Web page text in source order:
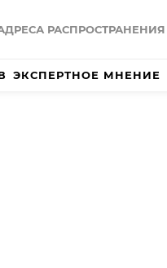
РАСПРОСТРАНЕНИЯ
ЭКСПЕРТНОЕ МНЕНИЕ